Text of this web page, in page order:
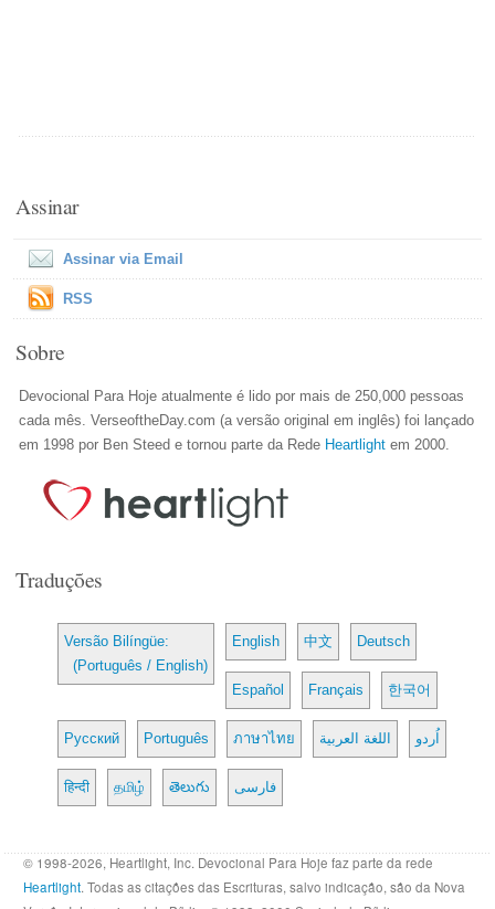
Assinar
Assinar via Email
RSS
Sobre
Devocional Para Hoje atualmente é lido por mais de 250,000 pessoas
cada mês. VerseoftheDay.com (a versão original em inglês) foi lançado
em 1998 por Ben Steed e tornou parte da Rede Heartlight em 2000.
Traduções
Versão Bilíngüe:
(Português / English)
English 中文 Deutsch
Español Français 한국어
Русский Português ภาษาไทย اللغة العربية اُردو
हिन्दी தமிழ் తెలుగు فارسی
© 1998-2026, Heartlight, Inc. Devocional Para Hoje faz parte da rede
Heartlight. Todas as citações das Escrituras, salvo indicação, são da Nova